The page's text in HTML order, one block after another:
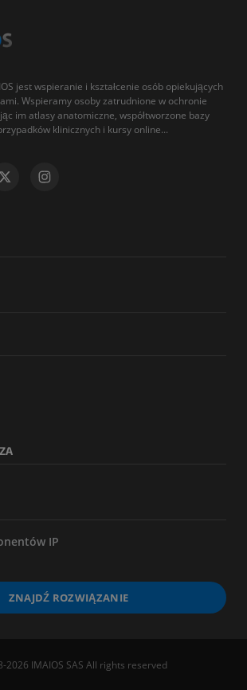
jest wspieranie i kształcenie osób opiekujących
Wspieramy osoby zatrudnione w ochronie
im atlasy anatomiczne, współtworzone bazy
klinicznych i kursy online...
IP
ZNAJDŹ ROZWIĄZANIE
2026 IMAIOS SAS All rights reserved